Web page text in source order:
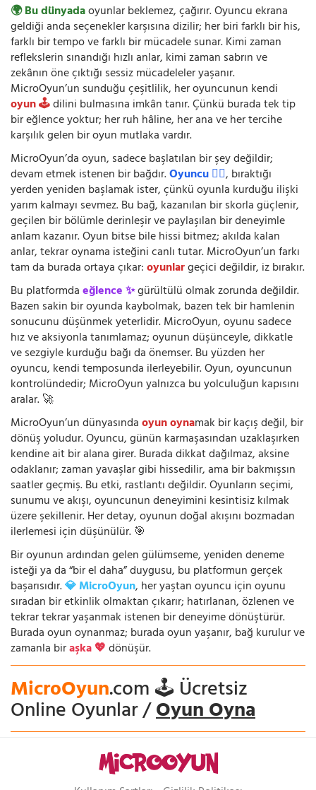
🌍 Bu dünyadaoyunlar beklemez, çağırır. Oyuncu ekrana
geldiği anda seçenekler karşısına dizilir; her biri farklı bir his,
farklı bir tempo ve farklı bir mücadele sunar. Kimi zaman
reflekslerin sınandığı hızlı anlar, kimi zaman sabrın ve
zekânın öne çıktığı sessiz mücadeleler yaşanır.
MicroOyun’un sunduğu çeşitlilik, her oyuncunun kendi
oyun 🕹️dilini bulmasına imkân tanır. Çünkü burada tek tip
bir eğlence yoktur; her ruh hâline, her ana ve her tercihe
karşılık gelen bir oyun mutlaka vardır.
MicroOyun’da oyun, sadece başlatılan bir şey değildir;
devam etmek istenen bir bağdır.Oyuncu 🧍‍♂️, bıraktığı
yerden yeniden başlamak ister, çünkü oyunla kurduğu ilişki
yarım kalmayı sevmez. Bu bağ, kazanılan bir skorla güçlenir,
geçilen bir bölümle derinleşir ve paylaşılan bir deneyimle
anlam kazanır. Oyun bitse bile hissi bitmez; akılda kalan
anlar, tekrar oynama isteğini canlı tutar. MicroOyun’un farkı
tam da burada ortaya çıkar:oyunlargeçici değildir, iz bırakır.
Bu platformdaeğlence ✨gürültülü olmak zorunda değildir.
Bazen sakin bir oyunda kaybolmak, bazen tek bir hamlenin
sonucunu düşünmek yeterlidir. MicroOyun, oyunu sadece
hız ve aksiyonla tanımlamaz; oyunun düşünceyle, dikkatle
ve sezgiyle kurduğu bağı da önemser. Bu yüzden her
oyuncu, kendi temposunda ilerleyebilir. Oyun, oyuncunun
kontrolündedir; MicroOyun yalnızca bu yolculuğun kapısını
aralar. 🚀
MicroOyun’un dünyasındaoyun oynamak bir kaçış değil, bir
dönüş yoludur. Oyuncu, günün karmaşasından uzaklaşırken
kendine ait bir alana girer. Burada dikkat dağılmaz, aksine
odaklanır; zaman yavaşlar gibi hissedilir, ama bir bakmışsın
saatler geçmiş. Bu etki, rastlantı değildir. Oyunların seçimi,
sunumu ve akışı, oyuncunun deneyimini kesintisiz kılmak
üzere şekillenir. Her detay, oyunun doğal akışını bozmadan
ilerlemesi için düşünülür. 🎯
Bir oyunun ardından gelen gülümseme, yeniden deneme
isteği ya da “bir el daha” duygusu, bu platformun gerçek
başarısıdır.💎 MicroOyun, her yaştan oyuncu için oyunu
sıradan bir etkinlik olmaktan çıkarır; hatırlanan, özlenen ve
tekrar tekrar yaşanmak istenen bir deneyime dönüştürür.
Burada oyun oynanmaz; burada oyun yaşanır, bağ kurulur ve
zamanla biraşka 💖dönüşür.
MicroOyun.com 🕹️ Ücretsiz
Online Oyunlar /Oyun Oyna